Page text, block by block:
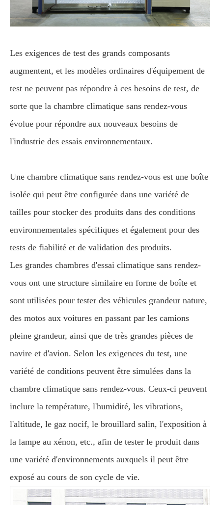
Les exigences de test des grands composants
augmentent, et les modèles ordinaires d'équipement de
test ne peuvent pas répondre à ces besoins de test, de
sorte que la chambre climatique sans rendez-vous
évolue pour répondre aux nouveaux besoins de
l'industrie des essais environnementaux.
Une chambre climatique sans rendez-vous est une boîte
isolée qui peut être configurée dans une variété de
tailles pour stocker des produits dans des conditions
environnementales spécifiques et également pour des
tests de fiabilité et de validation des produits.
Les grandes chambres d'essai climatique sans rendez-
vous ont une structure similaire en forme de boîte et
sont utilisées pour tester des véhicules grandeur nature,
des motos aux voitures en passant par les camions
pleine grandeur, ainsi que de très grandes pièces de
navire et d'avion. Selon les exigences du test, une
variété de conditions peuvent être simulées dans la
chambre climatique sans rendez-vous. Ceux-ci peuvent
inclure la température, l'humidité, les vibrations,
l'altitude, le gaz nocif, le brouillard salin, l'exposition à
la lampe au xénon, etc., afin de tester le produit dans
une variété d'environnements auxquels il peut être
exposé au cours de son cycle de vie.